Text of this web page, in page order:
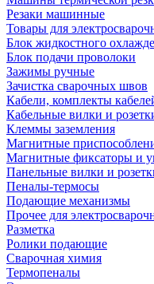
Резаки машинные
Товары для
Блок жидкостного
Блок подачи проволоки
Зажимы ручные
Зачистка сварочных швов
Кабели, комплекты
Кабельные вилки и
Клеммы заземления
Магнитные
Магнитные фиксаторы и
Панельные вилки и
Пеналы-термосы
Подающие механизмы
Прочее для
Разметка
Ролики подающие
Сварочная химия
Термопеналы